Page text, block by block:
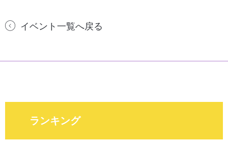
イベント一覧へ戻る
ランキング